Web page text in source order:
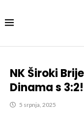
NK Široki
Dinama s 3:2!
5 srpnja, 2025